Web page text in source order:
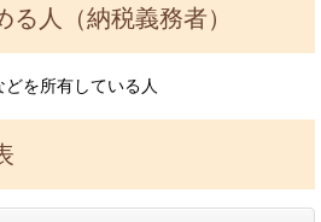
人（納税義務者）
を所有している人